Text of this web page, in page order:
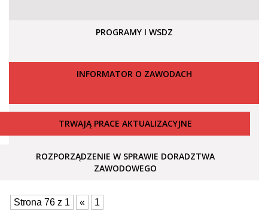
PROGRAMY I WSDZ
INFORMATOR O ZAWODACH
TRWAJĄ PRACE AKTUALIZACYJNE
ROZPORZĄDZENIE W SPRAWIE DORADZTWA
ZAWODOWEGO
Strona 76 z 1 « 1